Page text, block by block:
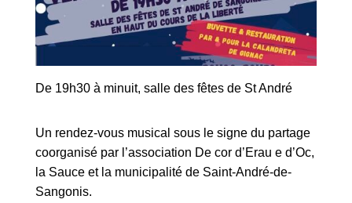
De 19h30à minuit, salle des fêtesde St André
Un rendez-vous musical sous le signe du partage
coorganisé par l’association De cor d’Erau e d’Oc,
la Sauce et la municipalité de Saint-André-de-
Sangonis.